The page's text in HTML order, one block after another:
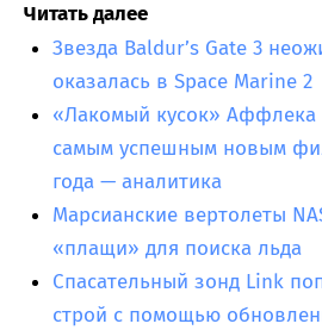
Читать далее
Звезда Baldur’s Gate 3
оказалась в Space Marine 2
«Лакомый кусок» Аффлека
самым успешным новым
года — аналитика
Марсианские вертолеты
«плащи» для поиска льда
Спасательный зонд Link
строй с помощью